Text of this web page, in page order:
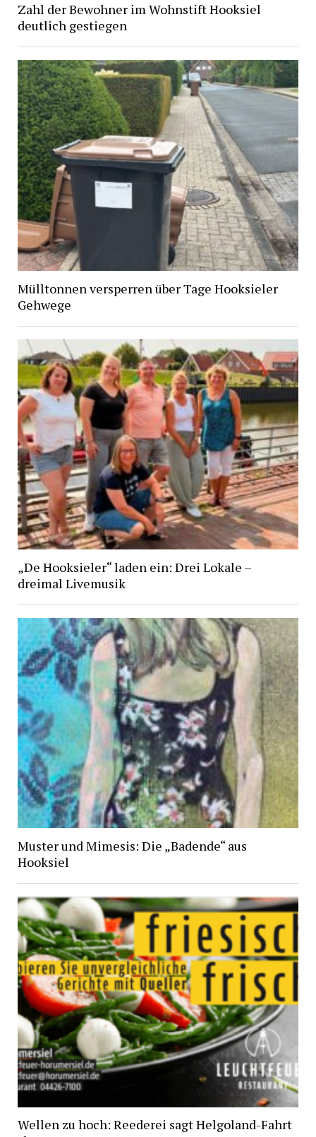
Zahl der Bewohner im Wohnstift Hooksiel
deutlich gestiegen
Mülltonnen versperren über Tage Hooksieler
Gehwege
„De Hooksieler“ laden ein: Drei Lokale –
dreimal Livemusik
Muster und Mimesis: Die „Badende“ aus
Hooksiel
Wellen zu hoch: Reederei sagt Helgoland-Fahrt